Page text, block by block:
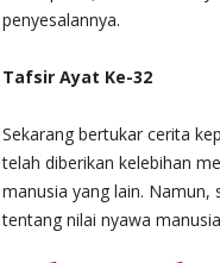
penyesalannya.
Tafsir Ayat Ke-32
Sekarang bertukar cerita
telah diberikan kelebihan
manusia yang lain. Namun,
tentang nilai nyawa